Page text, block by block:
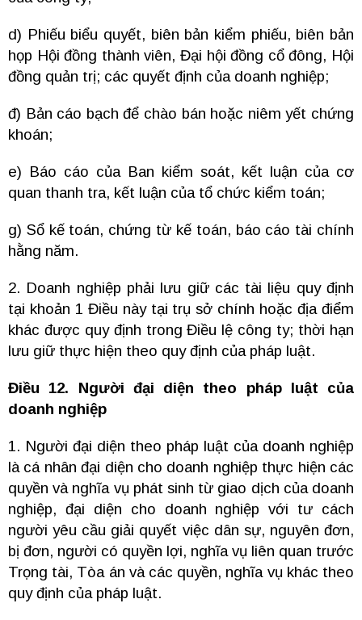
d) Phiếu biểu quyết, biên bản kiểm phiếu, biên bản
họp Hội đồng thành viên, Đại hội đồng cổ đông, Hội
đồng quản trị; các quyết định của doanh nghiệp;
đ) Bản cáo bạch để chào bán hoặc niêm yết chứng
khoán;
e) Báo cáo của Ban kiểm soát, kết luận của cơ
quan thanh tra, kết luận của tổ chức kiểm toán;
g) Sổ kế toán, chứng từ kế toán, báo cáo tài chính
hằng năm.
2. Doanh nghiệp phải lưu giữ các tài liệu quy định
tại khoản 1 Điều này tại trụ sở chính hoặc địa điểm
khác được quy định trong Điều lệ công ty; thời hạn
lưu giữ thực hiện theo quy định của pháp luật.
Điều 12. Người đại diện theo pháp luật của
doanh nghiệp
1. Người đại diện theo pháp luật của doanh nghiệp
là cá nhân đại diện cho doanh nghiệp thực hiện các
quyền và nghĩa vụ phát sinh từ giao dịch của doanh
nghiệp, đại diện cho doanh nghiệp với tư cách
người yêu cầu giải quyết việc dân sự, nguyên đơn,
bị đơn, người có quyền lợi, nghĩa vụ liên quan trước
Trọng tài, Tòa án và các quyền, nghĩa vụ khác theo
quy định của pháp luật.